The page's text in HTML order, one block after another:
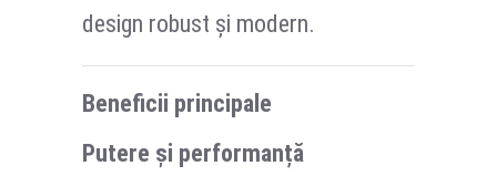
design robust și modern.
Beneficii principale
Putere și performanță